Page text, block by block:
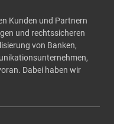
Kunden und Partnern
und rechtssicheren
von Banken,
Dabei haben wir